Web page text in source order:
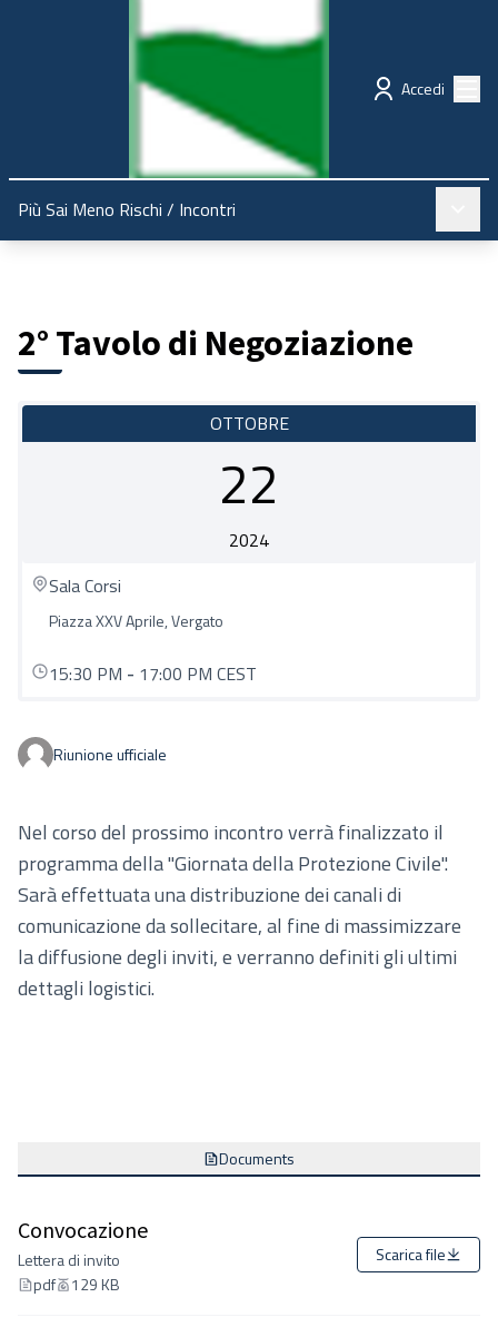
Regione Emilia-Romagna Partecipazione
Accedi
Più Sai Meno Rischi / Incontri
2° Tavolo di Negoziazione
OTTOBRE
22
2024
Sala Corsi
Piazza XXV Aprile, Vergato
15:30 PM - 17:00 PM CEST
Riunione ufficiale
Nel corso del prossimo incontro verrà finalizzato il
programma della "Giornata della Protezione Civile".
Sarà effettuata una distribuzione dei canali di
comunicazione da sollecitare, al fine di massimizzare
la diffusione degli inviti, e verranno definiti gli ultimi
dettagli logistici.
Documents
Convocazione
Lettera di invito
pdf
129 KB
Scarica file